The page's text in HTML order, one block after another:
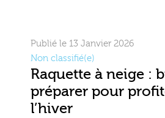
Publié le 13 Janvier 2026
Non classifié(e)
Raquette à neige :
préparer pour
l’hiver